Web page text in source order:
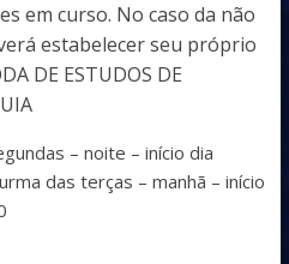
em curso. No caso da não
estabelecer seu próprio
DE ESTUDOS DE
– noite – início dia
das terças – manhã – início